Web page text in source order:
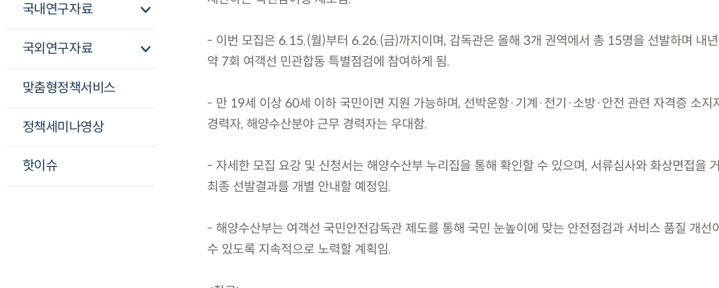
국내연구자료
국외연구자료
맞춤형정책서비스
정책세미나영상
핫이슈
- 이번 모집은 6.15.(월)부터 6.26.(금)까지이며, 감독관은 올해 3개 권역에서 총 15명을 선발하며 내
약 7회 여객선 민관합동 특별점검에 참여하게 됨.
- 만 19세 이상 60세 이하 국민이면 지원 가능하며, 선박운항·기계·전기·소방·안전 관련 자격증 소지
경력자, 해양수산분야 근무 경력자는 우대함.
- 자세한 모집 요강 및 신청서는 해양수산부 누리집을 통해 확인할 수 있으며, 서류심사와 화상면접을
최종 선발결과를 개별 안내할 예정임.
- 해양수산부는 여객선 국민안전감독관 제도를 통해 국민 눈높이에 맞는 안전점검과 서비스 품질 개선
수 있도록 지속적으로 노력할 계획임.